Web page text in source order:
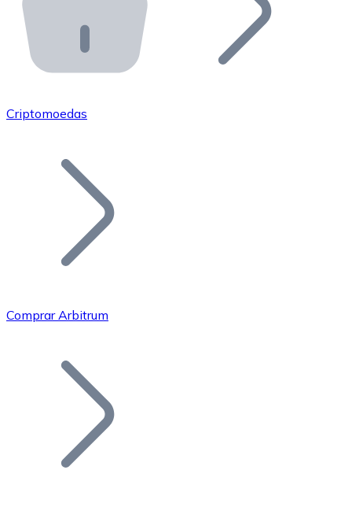
API Bitnovo
Integre nossa API no seu ecossistema.
Junte-se à nossa rede de revendedores e comercialize
Adicione o token do seu projeto ao nosso serviço de
Bitcoin
Criptomoedas
Comprar Arbitrum